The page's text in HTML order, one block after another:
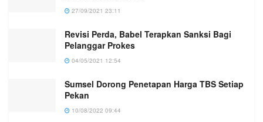
27/09/2021 23:11
Revisi Perda, Babel Terapkan Sanksi Bagi
Pelanggar Prokes
04/05/2021 12:54
Sumsel Dorong Penetapan Harga TBS Setiap
Pekan
10/08/2022 09:44